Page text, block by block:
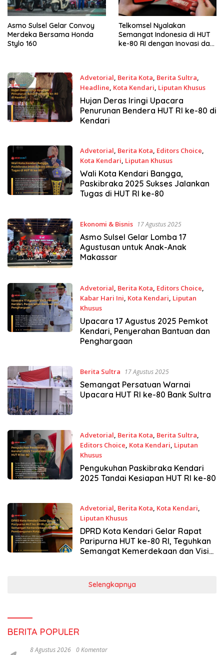
Asmo Sulsel Gelar Convoy
Merdeka Bersama Honda
Stylo 160
Telkomsel Nyalakan
Semangat Indonesia di HUT
ke-80 RI dengan Inovasi dan
Advetorial, Berita Kota, Berita Sultra,
Headline, Kota Kendari, Liputan Khusus
18 Agustus 2025
Hujan Deras Iringi Upacara
Penurunan Bendera HUT RI ke-80 di
Kendari
Advetorial, Berita Kota, Editors Choice,
Kota Kendari, Liputan Khusus
18 Agustus 2025
Wali Kota Kendari Bangga,
Paskibraka 2025 Sukses Jalankan
Tugas di HUT RI ke-80
Ekonomi & Bisnis 17 Agustus 2025
Asmo Sulsel Gelar Lomba 17
Agustusan untuk Anak-Anak
Makassar
Advetorial, Berita Kota, Editors Choice,
Kabar Hari Ini, Kota Kendari, Liputan
Khusus
17 Agustus 2025
Upacara 17 Agustus 2025 Pemkot
Kendari, Penyerahan Bantuan dan
Penghargaan
Berita Sultra 17 Agustus 2025
Semangat Persatuan Warnai
Upacara HUT RI ke-80 Bank Sultra
Advetorial, Berita Kota, Berita Sultra,
Editors Choice, Kota Kendari, Liputan
Khusus
16 Agustus 2025
Pengukuhan Paskibraka Kendari
2025 Tandai Kesiapan HUT RI ke-80
Advetorial, Berita Kota, Kota Kendari,
Liputan Khusus
15 Agustus 2025
DPRD Kota Kendari Gelar Rapat
Paripurna HUT ke-80 RI, Teguhkan
Semangat Kemerdekaan dan Visi
Selengkapnya
BERITA POPULER
8 Agustus 2026 0 Komentar